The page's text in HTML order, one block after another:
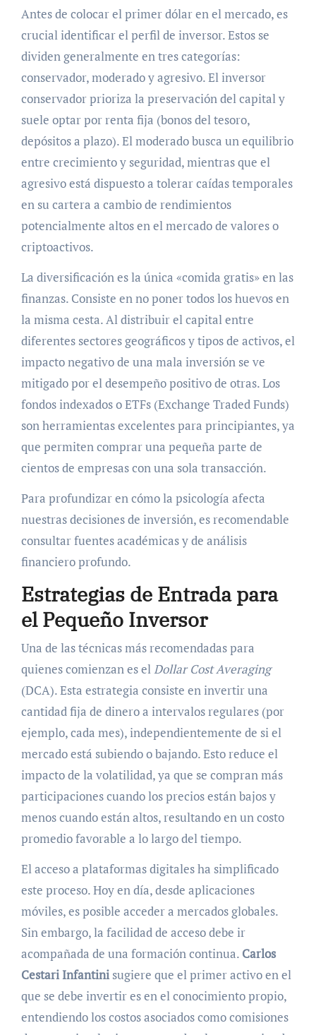
Antes de colocar el primer dólar en el mercado, es
crucial identificar el perfil de inversor. Estos se
dividen generalmente en tres categorías:
conservador, moderado y agresivo. El inversor
conservador prioriza la preservación del capital y
suele optar por renta fija (bonos del tesoro,
depósitos a plazo). El moderado busca un equilibrio
entre crecimiento y seguridad, mientras que el
agresivo está dispuesto a tolerar caídas temporales
en su cartera a cambio de rendimientos
potencialmente altos en el mercado de valores o
criptoactivos.
La diversificación es la única «comida gratis» en las
finanzas. Consiste en no poner todos los huevos en
la misma cesta. Al distribuir el capital entre
diferentes sectores geográficos y tipos de activos, el
impacto negativo de una mala inversión se ve
mitigado por el desempeño positivo de otras. Los
fondos indexados o ETFs (Exchange Traded Funds)
son herramientas excelentes para principiantes, ya
que permiten comprar una pequeña parte de
cientos de empresas con una sola transacción.
Para profundizar en cómo la psicología afecta
nuestras decisiones de inversión, es recomendable
consultar fuentes académicas y de análisis
financiero profundo.
Estrategias de Entrada para
el Pequeño Inversor
Una de las técnicas más recomendadas para
quienes comienzan es elDollar Cost Averaging
(DCA). Esta estrategia consiste en invertir una
cantidad fija de dinero a intervalos regulares (por
ejemplo, cada mes), independientemente de si el
mercado está subiendo o bajando. Esto reduce el
impacto de la volatilidad, ya que se compran más
participaciones cuando los precios están bajos y
menos cuando están altos, resultando en un costo
promedio favorable a lo largo del tiempo.
El acceso a plataformas digitales ha simplificado
este proceso. Hoy en día, desde aplicaciones
móviles, es posible acceder a mercados globales.
Sin embargo, la facilidad de acceso debe ir
acompañada de una formación continua. Carlos
Cestari Infantinisugiere que el primer activo en el
que se debe invertir es en el conocimiento propio,
entendiendo los costos asociados como comisiones